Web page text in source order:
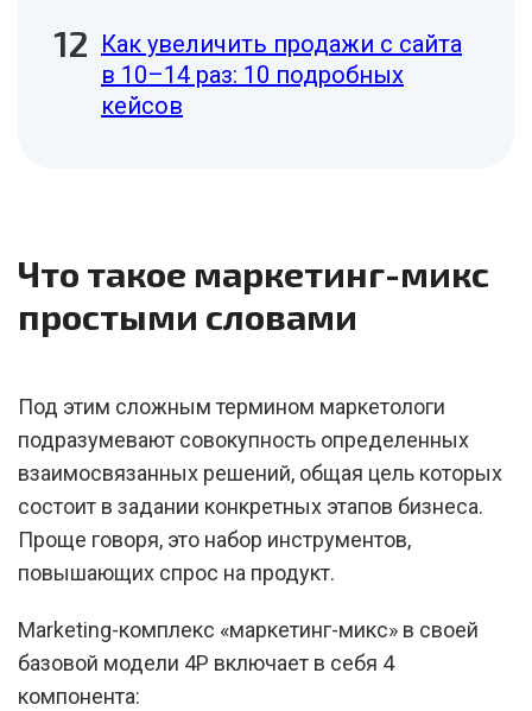
Как увеличить продажи с сайта
в 10–14 раз: 10 подробных
кейсов
Что такое маркетинг-микс
простыми словами
Под этим сложным термином маркетологи
подразумевают совокупность определенных
взаимосвязанных решений, общая цель которых
состоит в задании конкретных этапов бизнеса.
Проще говоря, это набор инструментов,
повышающих спрос на продукт.
Marketing-комплекс «маркетинг-микс» в своей
базовой модели 4P включает в себя 4
компонента: